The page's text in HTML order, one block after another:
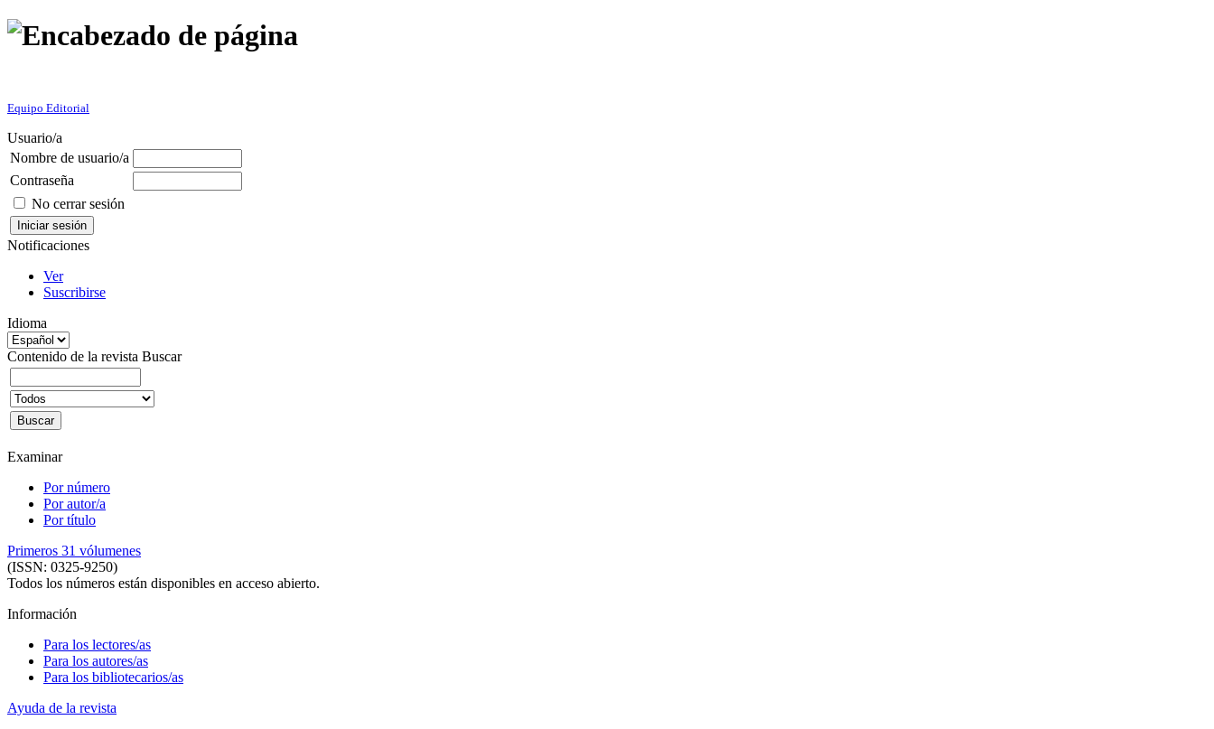
Equipo Editorial
Usuario/a
Nombre de usuario/a
Contraseña
No cerrar sesión
Notificaciones
Ver
Suscribirse
Idioma
Contenido de la revista Buscar
Examinar
Por número
Por autor/a
Por título
Primeros 31 vólumenes
(ISSN: 0325-9250)
Todos los números están disponibles en acceso abierto.
Información
Para los lectores/as
Para los autores/as
Para los bibliotecarios/as
Ayuda de la revista